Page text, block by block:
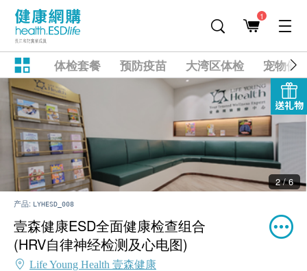
1
体检套餐 预防疫苗 大湾区体检 宠物健
送礼物
2 / 6
产品: LYHESD_008
壹森健康ESD全面健康检查组合
(HRV自律神经检测及心电图)
Life Young Health 壹森健康